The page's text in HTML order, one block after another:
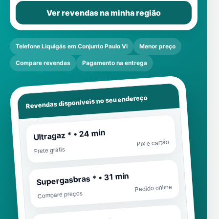
Ver revendas na minha região
Telefone Liquigás em Conjunto Paulo Vi Menor preço
Compare revendas Pagamento na entrega
Revendas disponíveis no seu endereço
Ultragaz * • 24 min
Frete grátis
Pix e cartão
Supergasbras * • 31 min
Compare preços
Pedido online